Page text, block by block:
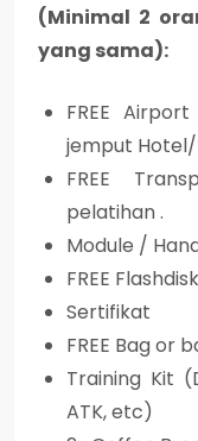
(Minimal 2
yang sama):
FREE
jemput
FREE
pelatihan .
Module /
FREE Flashdisk
Sertifikat
FREE Bag or
Training Kit
ATK, etc)